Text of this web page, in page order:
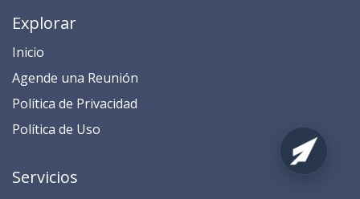
Explorar
Inicio
​​​​​​​​​​​​​​​​​​​​​​​​​​​​A​gend​e ​u​na​ Reunión​
​​​​​​P​o​l​ítica de Privacidad
​​​​​​​​​​​P​o​l​í​t​ic​a​ d​e ​U​so​
Servicios